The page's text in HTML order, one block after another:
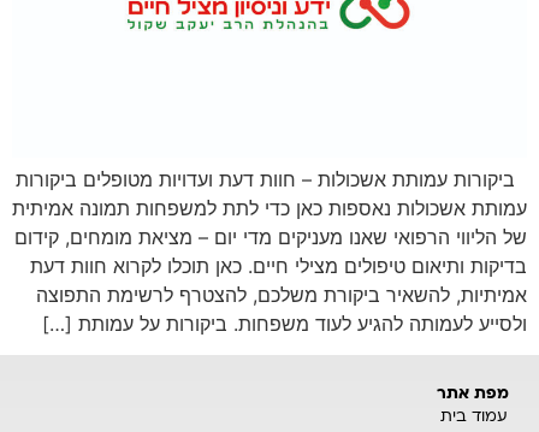
ביקורות עמותת אשכולות – חוות דעת ועדויות מטופלים ביקורות
עמותת אשכולות נאספות כאן כדי לתת למשפחות תמונה אמיתית
של הליווי הרפואי שאנו מעניקים מדי יום – מציאת מומחים, קידום
בדיקות ותיאום טיפולים מצילי חיים. כאן תוכלו לקרוא חוות דעת
אמיתיות, להשאיר ביקורת משלכם, להצטרף לרשימת התפוצה
ולסייע לעמותה להגיע לעוד משפחות. ביקורות על עמותת […]
מפת אתר
עמוד בית